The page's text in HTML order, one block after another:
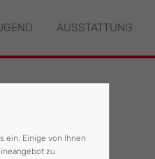
"offcanvas-col3" existiert
AUSSTATTUNG
ein. Einige von Ihnen
zu